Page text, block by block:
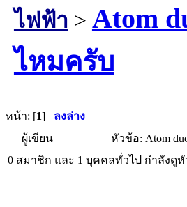
ไฟฟ้า > Atom
ไหมครับ
หน้า: [1] ลงล่าง
ผู้เขียน
หัวข้อ: Atom
0 สมาชิก และ 1 บุคคลทั่วไป กำลังดู